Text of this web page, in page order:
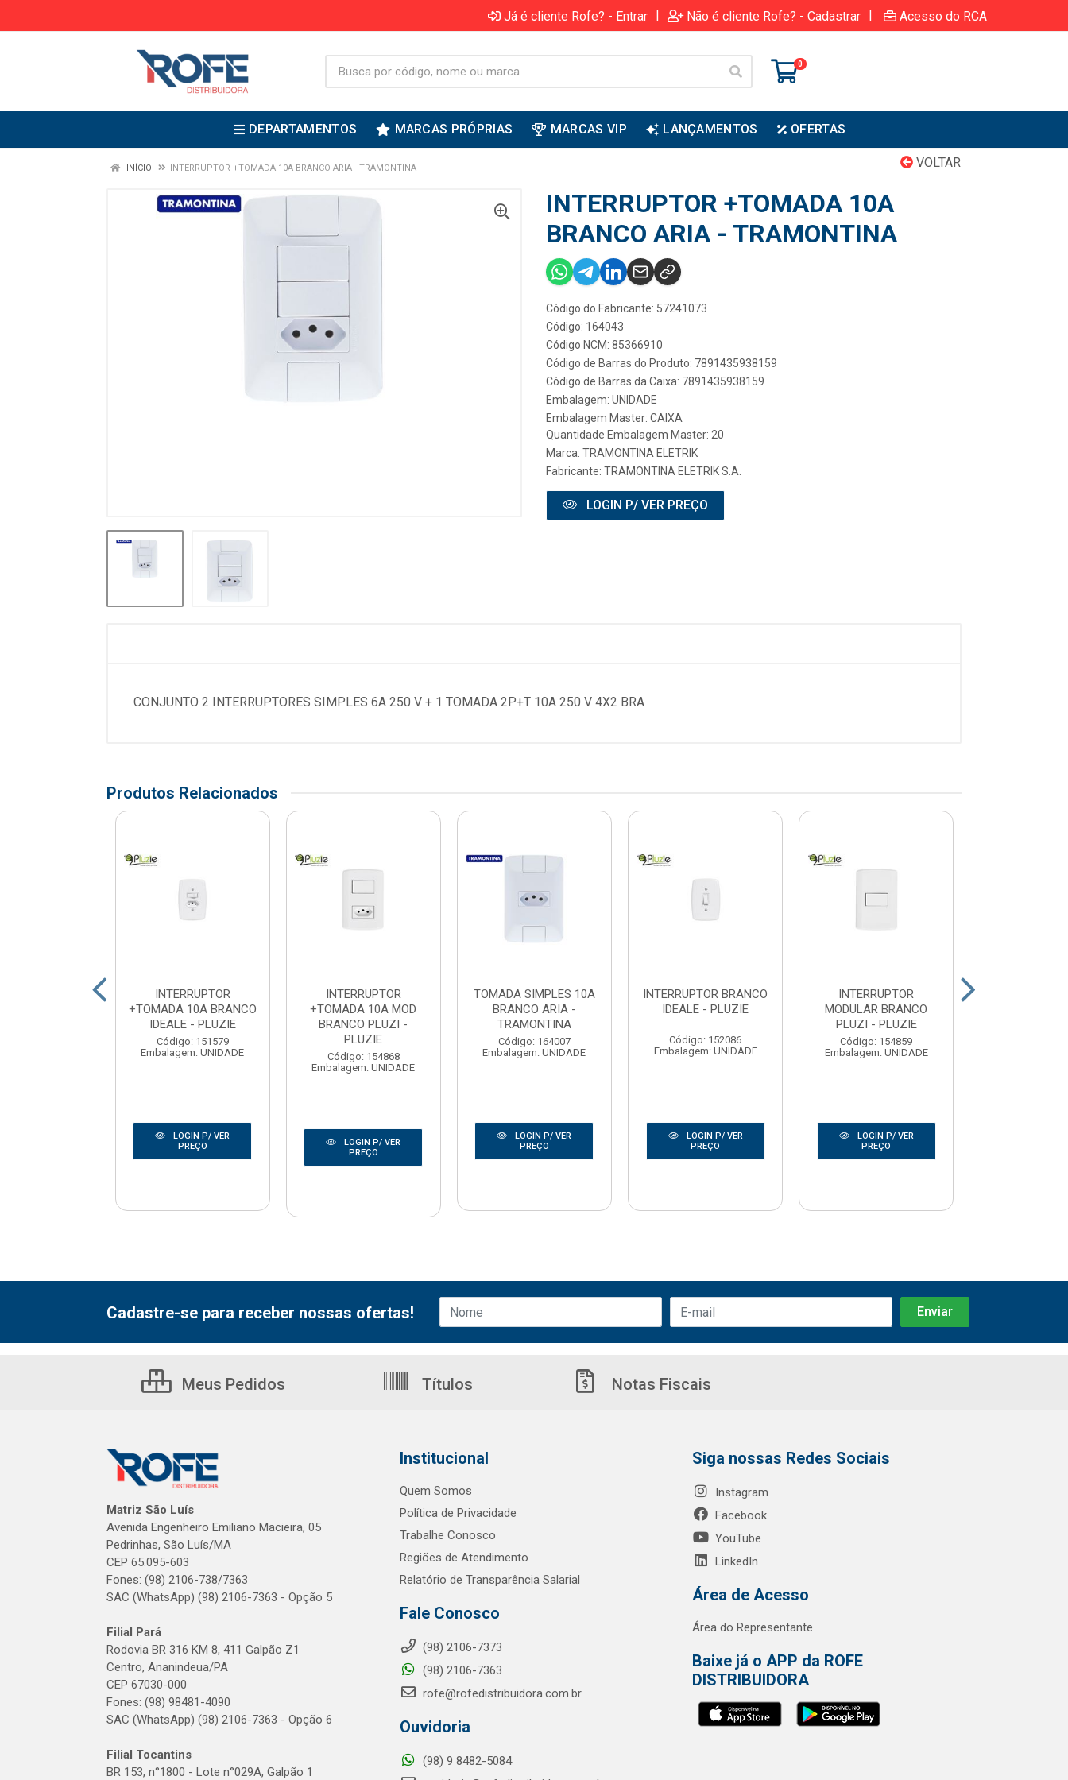
Já é cliente Rofe? - Entrar | Não é cliente Rofe? - Cadastrar | Acesso do RCA
0
DEPARTAMENTOS MARCAS PRÓPRIAS MARCAS VIP LANÇAMENTOS OFERTAS
VOLTAR
INÍCIO INTERRUPTOR +TOMADA 10A BRANCO ARIA - TRAMONTINA
INTERRUPTOR +TOMADA 10A
BRANCO ARIA - TRAMONTINA
Código do Fabricante: 57241073
Código: 164043
Código NCM: 85366910
Código de Barras do Produto: 7891435938159
Código de Barras da Caixa: 7891435938159
Embalagem: UNIDADE
Embalagem Master: CAIXA
Quantidade Embalagem Master: 20
Marca: TRAMONTINA ELETRIK
Fabricante: TRAMONTINA ELETRIK S.A.
LOGIN P/ VER PREÇO
CONJUNTO 2 INTERRUPTORES SIMPLES 6A 250 V + 1 TOMADA 2P+T 10A 250 V 4X2 BRA
Produtos Relacionados
INTERRUPTOR
+TOMADA 10A BRANCO
IDEALE - PLUZIE
Código: 151579
Embalagem: UNIDADE
LOGIN P/ VER
PREÇO
INTERRUPTOR
+TOMADA 10A MOD
BRANCO PLUZI -
PLUZIE
Código: 154868
Embalagem: UNIDADE
LOGIN P/ VER
PREÇO
TOMADA SIMPLES 10A
BRANCO ARIA -
TRAMONTINA
Código: 164007
Embalagem: UNIDADE
LOGIN P/ VER
PREÇO
INTERRUPTOR BRANCO
IDEALE - PLUZIE
Código: 152086
Embalagem: UNIDADE
LOGIN P/ VER
PREÇO
INTERRUPTOR
MODULAR BRANCO
PLUZI - PLUZIE
Código: 154859
Embalagem: UNIDADE
LOGIN P/ VER
PREÇO
Cadastre-se para receber nossas ofertas!
Meus Pedidos Títulos Notas Fiscais
Matriz São Luís
Avenida Engenheiro Emiliano Macieira, 05
Pedrinhas, São Luís/MA
CEP 65.095-603
Fones: (98) 2106-738/7363
SAC (WhatsApp) (98) 2106-7363 - Opção 5
Filial Pará
Rodovia BR 316 KM 8, 411 Galpão Z1
Centro, Ananindeua/PA
CEP 67030-000
Fones: (98) 98481-4090
SAC (WhatsApp) (98) 2106-7363 - Opção 6
Filial Tocantins
BR 153, n°1800 - Lote n°029A, Galpão 1
Institucional
Quem Somos
Política de Privacidade
Trabalhe Conosco
Regiões de Atendimento
Relatório de Transparência Salarial
Fale Conosco
(98) 2106-7373
(98) 2106-7363
rofe@rofedistribuidora.com.br
Ouvidoria
(98) 9 8482-5084
Siga nossas Redes Sociais
Instagram
Facebook
YouTube
LinkedIn
Área de Acesso
Área do Representante
Baixe já o APP da ROFE
DISTRIBUIDORA